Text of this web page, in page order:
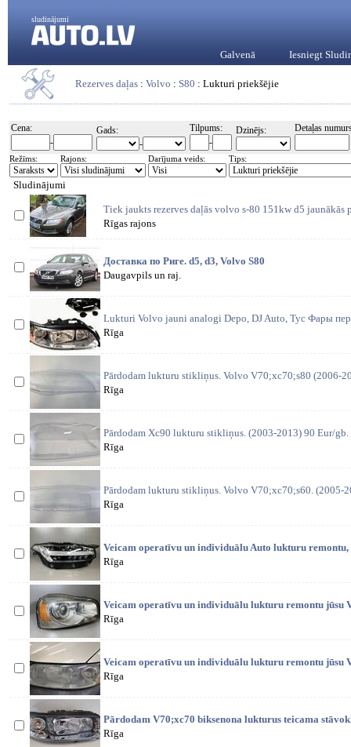
sludinājumi
Galvenā Iesniegt
Rezerves daļas : Volvo : S80 : Lukturi priekšējie
Cena:
-
Gads:
-
Tilpums:
-
Dzinējs: Detaļas
Režīms: Rajons: Darījuma veids: Tips:
Sludinājumi
Tiek jaukts rezerves daļās volvo s-80 151kw d5 jaunākās
Rīgas rajons
Доставка по Риге. d5, d3, Volvo S80
Daugavpils un raj.
Lukturi Volvo jauni analogi Depo, DJ Auto, Tyc Фары
Rīga
Pārdodam lukturu stikliņus. Volvo V70;xc70;s80 (2006-
Rīga
Pārdodam Xc90 lukturu stikliņus. (2003-2013) 90 Eur/
Rīga
Pārdodam lukturu stikliņus. Volvo V70;xc70;s60. (2005-
Rīga
Veicam operatīvu un individuālu Auto lukturu remontu,
Rīga
Veicam operatīvu un individuālu lukturu remontu jūsu
Rīga
Veicam operatīvu un individuālu lukturu remontu jūsu
Rīga
Pārdodam V70;xc70 biksenona lukturus teicama
Rīga